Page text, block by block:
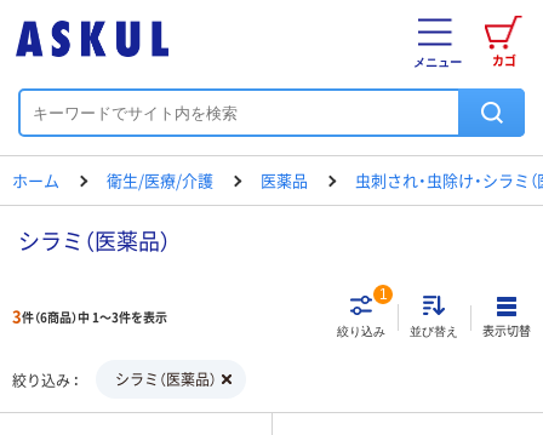
カゴ
メニュー
ホーム 衛生/医療/介護 医薬品 虫刺され・虫除け・シラミ（
シラミ（医薬品）
3件（6商品）中 1～3件を表示
絞り込み
1
並び替え 表示切替
絞り込み シラミ（医薬品）